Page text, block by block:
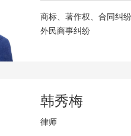
商标、著作权、合同纠
外民商事纠纷
韩秀梅
律师